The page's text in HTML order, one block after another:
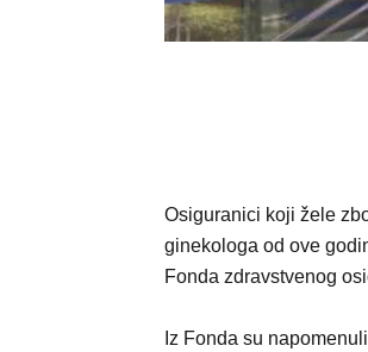
Osiguranici koji žele
ginekologa od ove
Fonda zdravstvenog
Iz Fonda su